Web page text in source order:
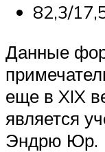
82,3/
Данные
еще в XIX
является
Эндрю Юр.